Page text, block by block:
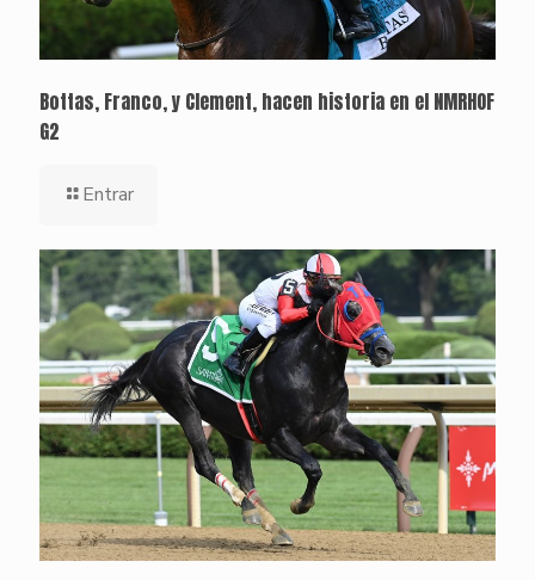
Bottas, Franco, y Clement, hacen historia en el NMRHOF
G2
Entrar